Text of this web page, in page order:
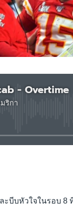
- Overtime
ริกา
source
ะบีบหัวใจในรอบ